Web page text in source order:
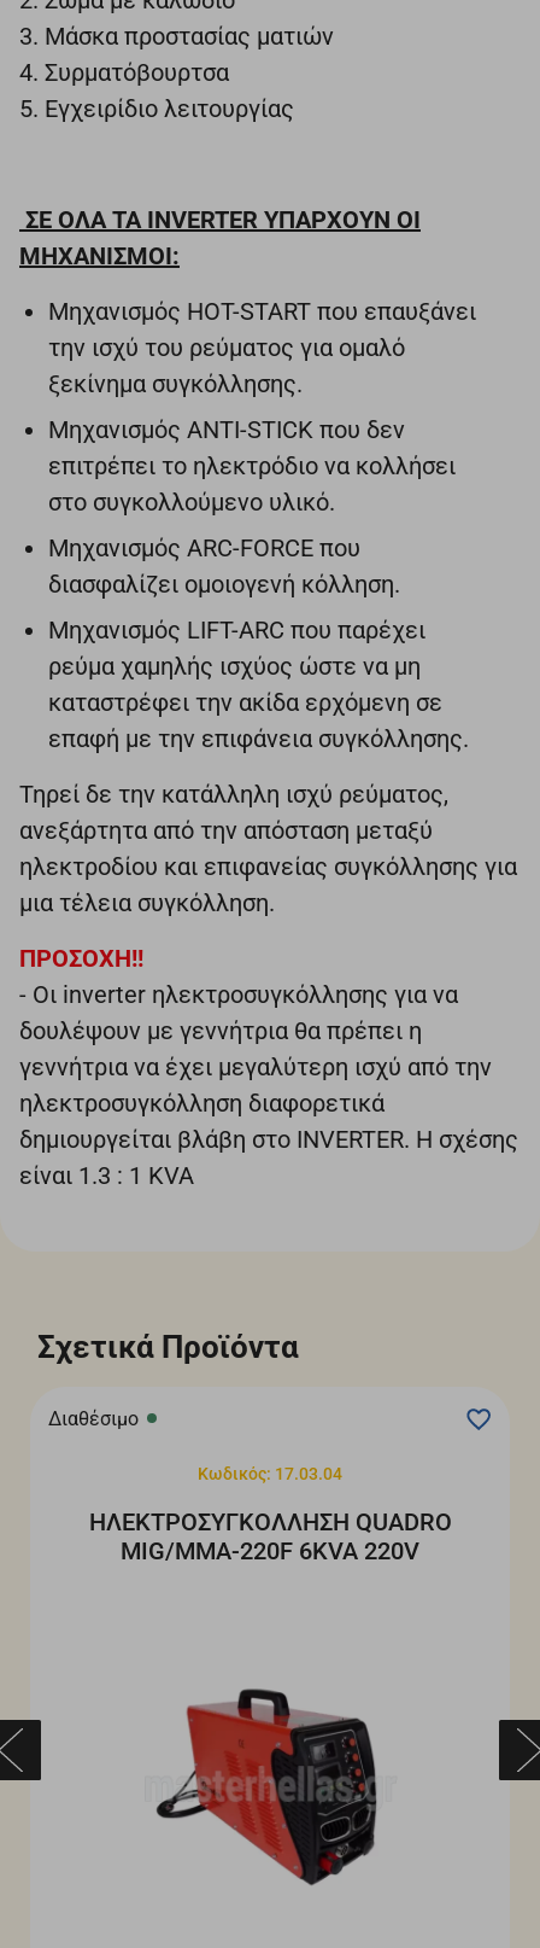
3. Μάσκα προστασίας ματιών
4. Συρματόβουρτσα
5. Εγχειρίδιο λειτουργίας
ΣΕ ΟΛΑ ΤΑ INVERTER ΥΠΑΡΧΟΥΝ ΟΙ
ΜΗΧΑΝIΣΜΟΙ:
Μηχανισμός HOT-START που επαυξάνει
την ισχύ του ρεύματος για ομαλό
ξεκίνημα συγκόλλησης.
Μηχανισμός ANTI-STICK που δεν
επιτρέπει το ηλεκτρόδιο να κολλήσει
στο συγκολλούμενο υλικό.
Μηχανισμός ARC-FORCE που
διασφαλίζει ομοιογενή κόλληση.
Μηχανισμός LIFT-ARC που παρέχει
ρεύμα χαμηλής ισχύος ώστε να μη
καταστρέφει την ακίδα ερχόμενη σε
επαφή με την επιφάνεια συγκόλλησης.
Τηρεί δε την κατάλληλη ισχύ ρεύματος,
ανεξάρτητα από την απόσταση μεταξύ
ηλεκτροδίου και επιφανείας συγκόλλησης για
μια τέλεια συγκόλληση.
ΠΡΟΣΟΧΗ!!
- Οι inverter ηλεκτροσυγκόλλησης για να
δουλέψουν με γεννήτρια θα πρέπει η
γεννήτρια να έχει μεγαλύτερη ισχύ από την
ηλεκτροσυγκόλληση διαφορετικά
δημιουργείται βλάβη στο INVERTER. H σχέσης
είναι 1.3 : 1 KVA
Σχετικά Προϊόντα
Διαθέσιμο
Κωδικός: 17.03.04
ΗΛΕΚΤΡΟΣΥΓΚΟΛΛΗΣΗ QUADRO
MIG/MMA-220F 6KVA 220V